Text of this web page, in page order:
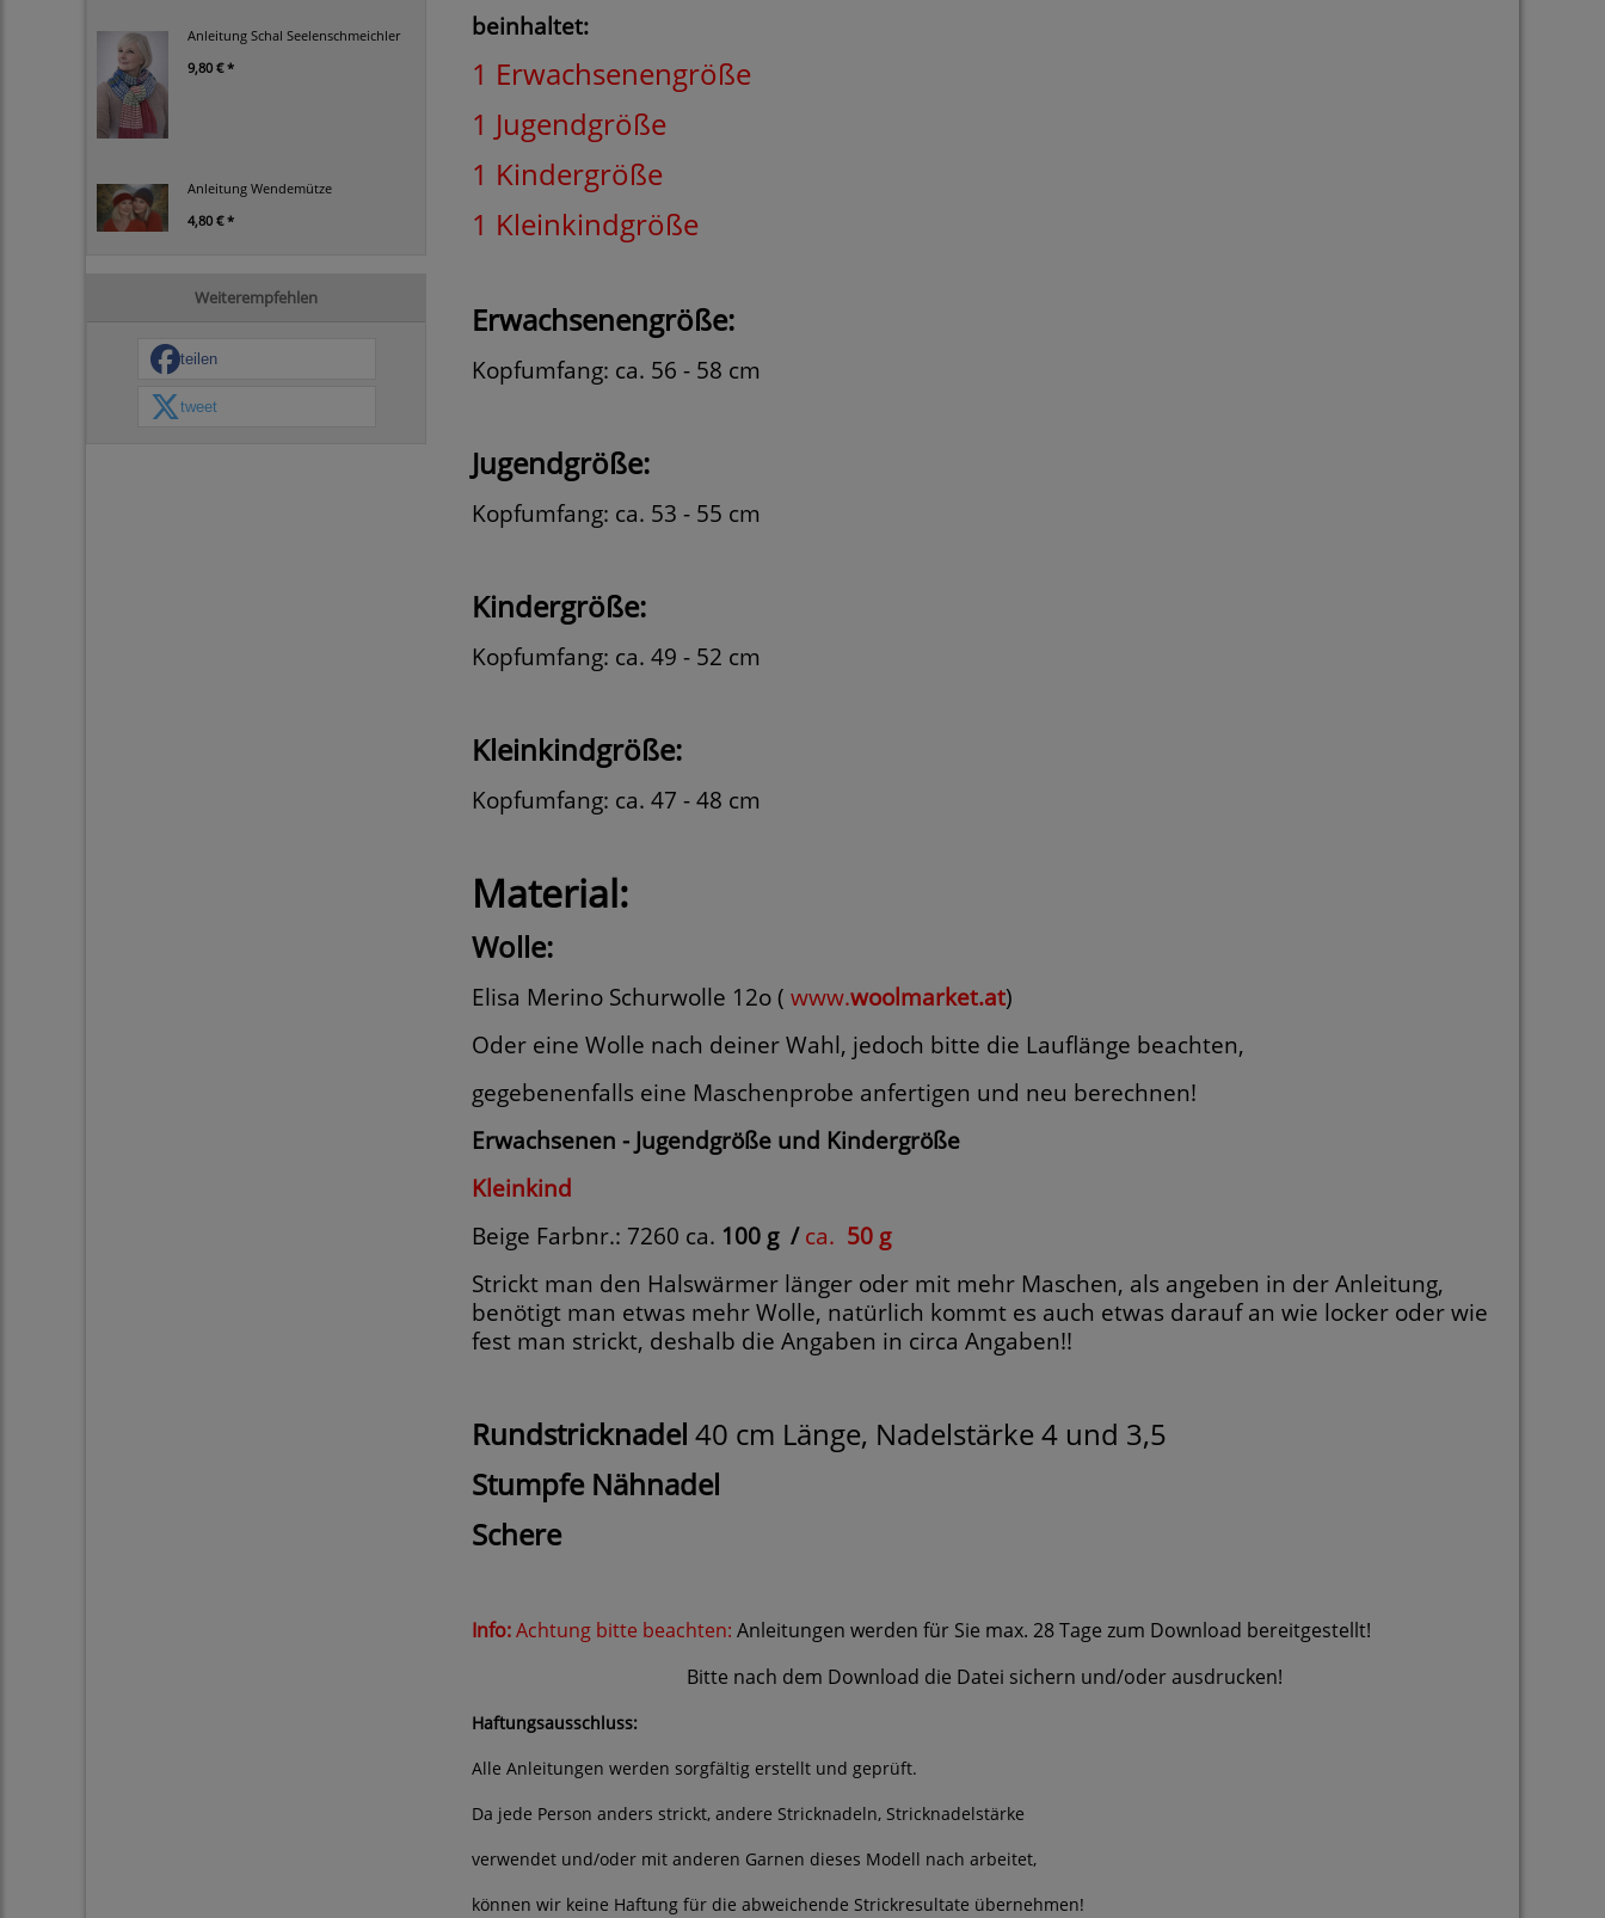
Anleitung Schal Seelenschmeichler
9,80 € *
Anleitung Wendemütze
4,80 € *
Weiterempfehlen
teilen
tweet
beinhaltet:
1 Erwachsenengröße
1 Jugendgröße
1 Kindergröße
1 Kleinkindgröße
Erwachsenengröße:
Kopfumfang: ca. 56 - 58 cm
Jugendgröße:
Kopfumfang: ca. 53 - 55 cm
Kindergröße:
Kopfumfang: ca. 49 - 52 cm
Kleinkindgröße:
Kopfumfang: ca. 47 - 48 cm
Material:
Wolle:
Elisa Merino Schurwolle 12o ( www.woolmarket.at)
Oder eine Wolle nach deiner Wahl, jedoch bitte die Lauflänge beachten,
gegebenenfalls eine Maschenprobe anfertigen und neu berechnen!
Erwachsenen - Jugendgröße und Kindergröße
Kleinkind
Beige Farbnr.: 7260 ca. 100 g / ca. 50 g
Strickt man den Halswärmer länger oder mit mehr Maschen, als angeben in der Anleitung,
benötigt man etwas mehr Wolle, natürlich kommt es auch etwas darauf an wie locker oder wie
fest man strickt, deshalb die Angaben in circa Angaben!!
Rundstricknadel 40 cm Länge, Nadelstärke 4 und 3,5
Stumpfe Nähnadel
Schere
Info:Achtung bitte beachten: Anleitungen werden für Sie max. 28 Tage zum Download bereitgestellt!
Bitte nach dem Download die Datei sichern und/oder ausdrucken!
Haftungsausschluss:
Alle Anleitungen werden sorgfältig erstellt und geprüft.
Da jede Person anders strickt, andere Stricknadeln, Stricknadelstärke
verwendet und/oder mit anderen Garnen dieses Modell nach arbeitet,
können wir keine Haftung für die abweichende Strickresultate übernehmen!